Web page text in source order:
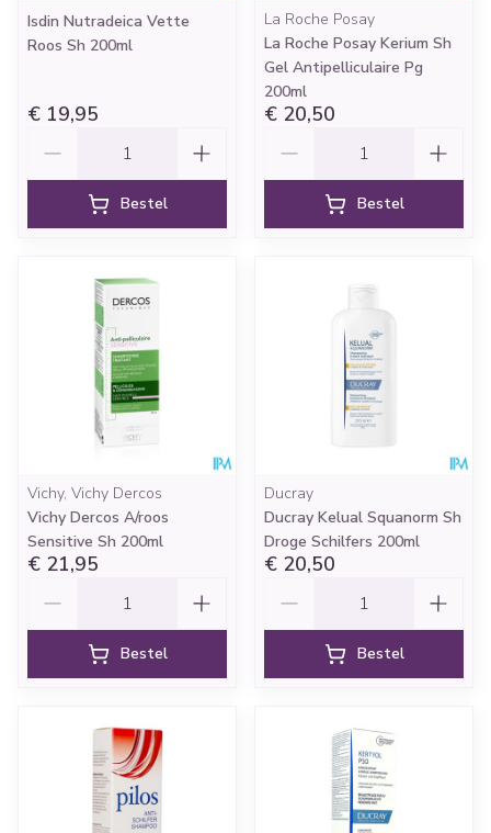
Isdin Nutradeica Vette
Roos Sh 200ml
€ 19,95
Bestel
La Roche Posay
La Roche Posay Kerium Sh
Gel Antipelliculaire Pg
200ml
€ 20,50
Bestel
Vichy, Vichy Dercos
Vichy Dercos A/roos
Sensitive Sh 200ml
€ 21,95
Bestel
Ducray
Ducray Kelual Squanorm Sh
Droge Schilfers 200ml
€ 20,50
Bestel